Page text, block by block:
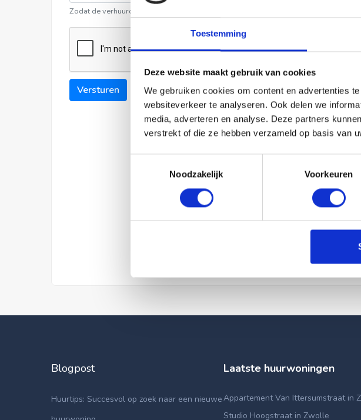
Toestemming
Deze website maakt gebruik van cookies
We gebruiken cookies om content en advertenties
websiteverkeer te analyseren. Ook delen we
media, adverteren en analyse. Deze partners
verstrekt of die ze hebben verzameld op basis van
Noodzakelijk
Voorkeuren
Zodat de verhuurder contact met u kan opnemen
Versturen
Blogpost
Huurtips: Succesvol op zoek naar een nieuwe
Laatste huurwoningen
Appartement Van Ittersumstraat in
Studio Hoogstraat in Zwolle